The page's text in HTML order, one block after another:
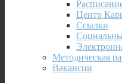
Центр
Ссылки
Методическая
Вакансии